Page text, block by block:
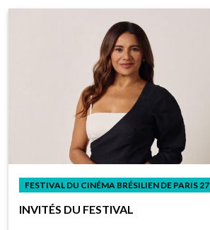
FESTIVAL DU CINÉMA BRÉSILIEN DE PARIS 27
INVITÉS DU FESTIVAL